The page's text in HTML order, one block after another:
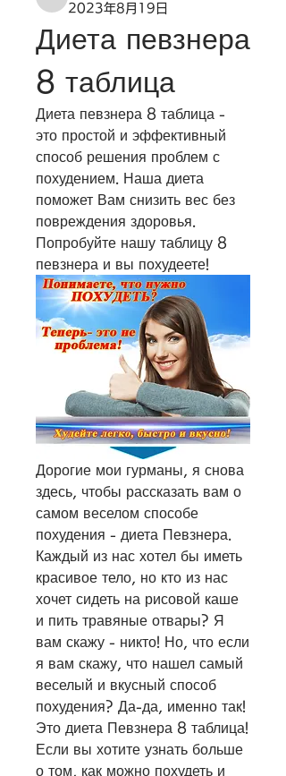
2023年8月19日
Диета певзнера
8 таблица
Диета певзнера 8 таблица -
это простой и эффективный
способ решения проблем с
похудением. Наша диета
поможет Вам снизить вес без
повреждения здоровья.
Попробуйте нашу таблицу 8
певзнера и вы похудеете!
Дорогие мои гурманы, я снова
здесь, чтобы рассказать вам о
самом веселом способе
похудения - диета Певзнера.
Каждый из нас хотел бы иметь
красивое тело, но кто из нас
хочет сидеть на рисовой каше
и пить травяные отвары? Я
вам скажу - никто! Но, что если
я вам скажу, что нашел самый
веселый и вкусный способ
похудения? Да-да, именно так!
Это диета Певзнера 8 таблица!
Если вы хотите узнать больше
о том, как можно похудеть и